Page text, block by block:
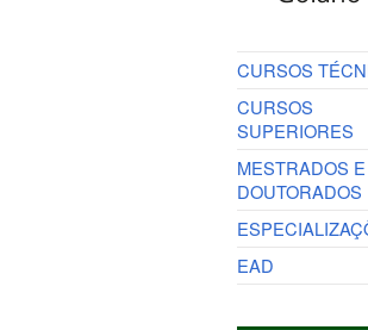
CURSOS
CURSOS
SUPERIORES
MESTRADOS E
DOUTORADOS
EAD